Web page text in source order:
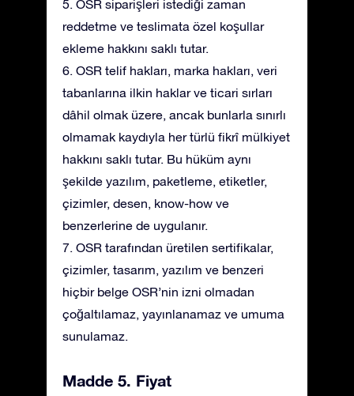
5. OSR siparişleri istediği zaman
reddetme ve teslimata özel koşullar
ekleme hakkını saklı tutar.
6. OSR telif hakları, marka hakları, veri
tabanlarına ilkin haklar ve ticari sırları
dâhil olmak üzere, ancak bunlarla sınırlı
olmamak kaydıyla her türlü fikrî mülkiyet
hakkını saklı tutar. Bu hüküm aynı
şekilde yazılım, paketleme, etiketler,
çizimler, desen, know-how ve
benzerlerine de uygulanır.
7. OSR tarafından üretilen sertifikalar,
çizimler, tasarım, yazılım ve benzeri
hiçbir belge OSR’nin izni olmadan
çoğaltılamaz, yayınlanamaz ve umuma
sunulamaz.
Madde 5. Fiyat